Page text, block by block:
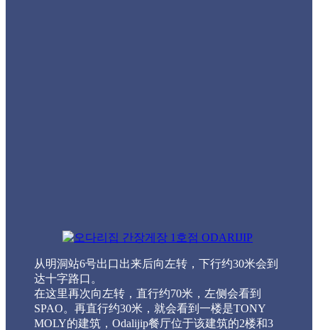
从明洞站6号出口出来后向左转，下行约30米会到
达十字路口。
在这里再次向左转，直行约70米，左侧会看到
SPAO。再直行约30米，就会看到一楼是TONY
MOLY的建筑，Odalijip餐厅位于该建筑的2楼和3